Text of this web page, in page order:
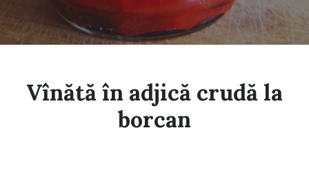
Vînătă în adjică crudă la
borcan